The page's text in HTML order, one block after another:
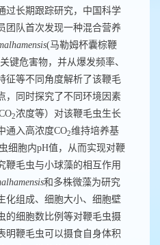
过长期跟踪研究，中国科学
团队首次发现一种混合营养
(马勒姆杯囊棕鞭
键危害物，并从爆发频率、
征等不同角度解析了该鞭毛
，同时探究了不同环境因素
2浓度等）对该鞭毛虫生长
通入高浓度CO2维持培养基
细胞内pH值，从而实现对鞭
鞭毛虫与小球藻的相互作用
和多株微藻为研究
化组成、细胞大小、细胞壁
的细胞数比例等对鞭毛虫摄
明鞭毛虫可以摄食自身体积